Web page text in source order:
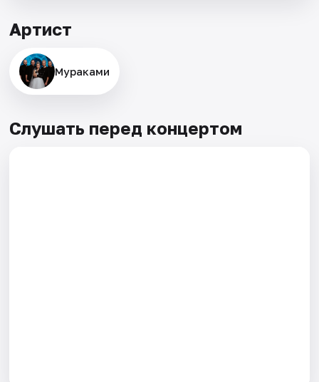
Артист
Мураками
Слушать перед концертом